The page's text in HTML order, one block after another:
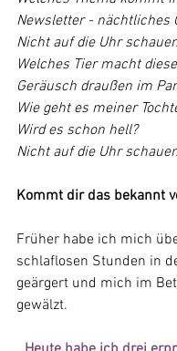
Newsletter - nächtliches
Nicht auf die Uhr
Welches Tier macht
Geräusch draußen im
Wie geht es meiner
Wird es schon hell?
Nicht auf die Uhr
Kommt dir das bekannt
Früher habe ich mich
schlaflosen Stunden in
geärgert und mich im
gewälzt.